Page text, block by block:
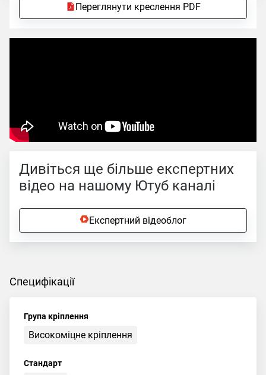
Дивіться ще більше експертних
відео на нашому Ютуб каналі
Експертний відеоблог
Переглянути креслення PDF
Специфікації
Група кріплення
Високоміцне кріплення
Стандарт